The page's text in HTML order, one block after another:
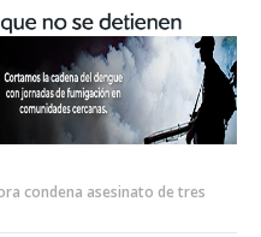
condena asesinato de tres